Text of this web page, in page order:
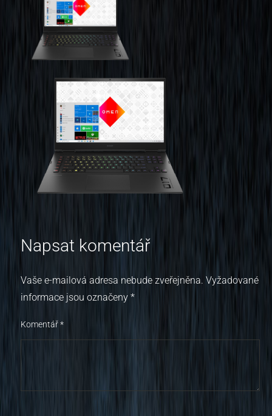
Napsat komentář
Vaše e-mailová adresa nebude zveřejněna. Vyžadované
informace jsou označeny*
Komentář*